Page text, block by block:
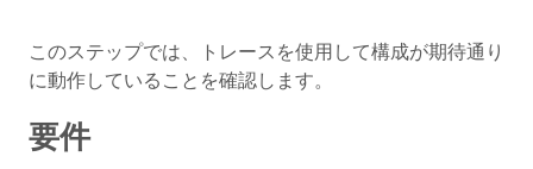
このステップでは、トレースを使用して構成が期待通り
に動作していることを確認します。
要件